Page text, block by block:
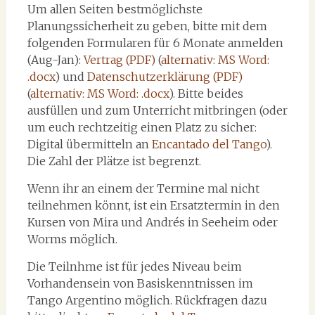
Um allen Seiten bestmöglichste
Planungssicherheit zu geben, bitte mit dem
folgenden Formularen für 6 Monate anmelden
(Aug-Jan):Vertrag (PDF)(alternativ: MS Word:
.docx) und Datenschutzerklärung (PDF)
(alternativ: MS Word: .docx). Bitte beides
ausfüllen und zum Unterricht mitbringen (oder
um euch rechtzeitig einen Platz zu sicher:
Digital übermitteln an Encantado del Tango).
Die Zahl der Plätze ist begrenzt.
Wenn ihr an einem der Termine mal nicht
teilnehmen könnt, ist ein Ersatztermin in den
Kursen von Mira und Andrés in Seeheim oder
Worms möglich.
Die Teilnhme ist für jedes Niveau beim
Vorhandensein von Basiskenntnissen im
Tango Argentino möglich. Rückfragen dazu